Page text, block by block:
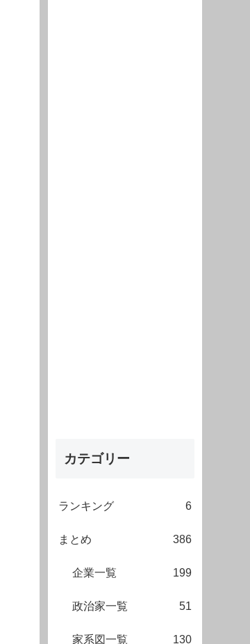
カテゴリー
ランキング 6
まとめ 386
企業一覧 199
政治家一覧 51
家系図一覧 130